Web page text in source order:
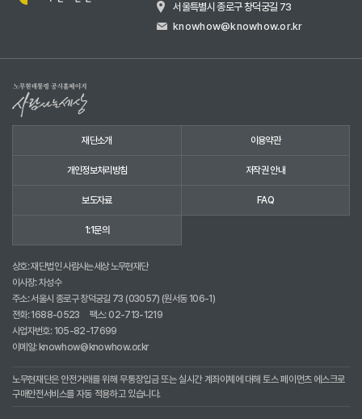
서울특별시 종로구 창덕궁길 73
knowhow@knowhow.or.kr
재단소개 이용약관
개인정보처리방침 저작권 안내
보도자료 FAQ
1:1문의
상호: 재단법인 사람사는세상 노무현재단
이사장: 차성수
주소: 서울시 종로구 창덕궁길 73 (03057) (원서동 106-1)
전화:1688-0523
팩스: 02-713-1219
사업자번호: 105-82-17699
이메일: knowhow@knowhow.or.kr
노무현재단은 안전거래를 위해 무통장입금 또는 실시간 계좌이체에 대해 토스 페이먼츠 에스크로
구매안전서비스를 자동 적용하고 있습니다.